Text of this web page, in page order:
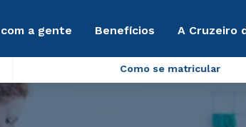
a gente Benefícios A Cruzeiro
Como se matricular